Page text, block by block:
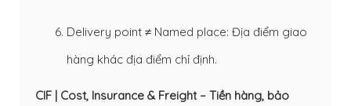
Delivery point ≠ Named place: Địa điểm giao
hàng khác địa điểm chỉ định.
CIF | Cost, Insurance & Freight – Tiền hàng, bảo